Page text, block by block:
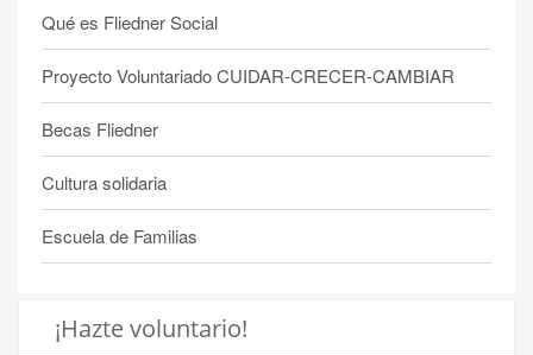
Qué es Fliedner Social
Proyecto Voluntariado CUIDAR-CRECER-CAMBIAR
Becas Fliedner
Cultura solidaria
Escuela de Familias
¡Hazte voluntario!